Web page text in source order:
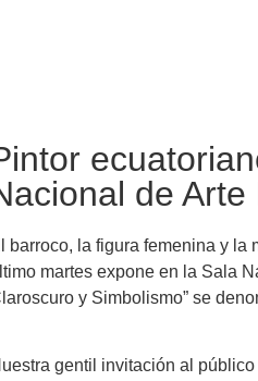
de
barroco, la figura femenina y la
martes expone en la Sala
y Simbolismo” se
gentil invitación al